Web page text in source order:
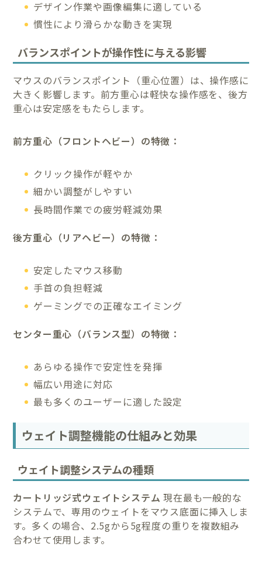
デザイン作業や画像編集に適している
慣性により滑らかな動きを実現
バランスポイントが操作性に与える影響
マウスのバランスポイント（重心位置）は、操作感に
大きく影響します。前方重心は軽快な操作感を、後方
重心は安定感をもたらします。
前方重心（フロントヘビー）の特徴：
クリック操作が軽やか
細かい調整がしやすい
長時間作業での疲労軽減効果
後方重心（リアヘビー）の特徴：
安定したマウス移動
手首の負担軽減
ゲーミングでの正確なエイミング
センター重心（バランス型）の特徴：
あらゆる操作で安定性を発揮
幅広い用途に対応
最も多くのユーザーに適した設定
ウェイト調整機能の仕組みと効果
ウェイト調整システムの種類
カートリッジ式ウェイトシステム 現在最も一般的な
システムで、専用のウェイトをマウス底面に挿入しま
す。多くの場合、2.5gから5g程度の重りを複数組み
合わせて使用します。